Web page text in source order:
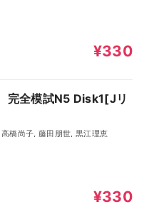
¥330
完全模試N5 Disk1[Jリ
橋尚子, 藤田朋世, 黒江理恵
¥330